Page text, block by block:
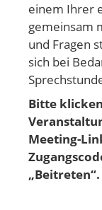
einem Ihrer
gemeinsam
und Fragen
sich bei
Bitte
Meeting-
„Beitreten“.